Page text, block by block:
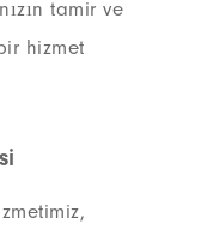
tamir ve
hizmet